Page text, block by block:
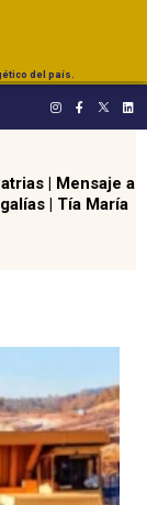
del país.
| Mensaje a
| Tía María